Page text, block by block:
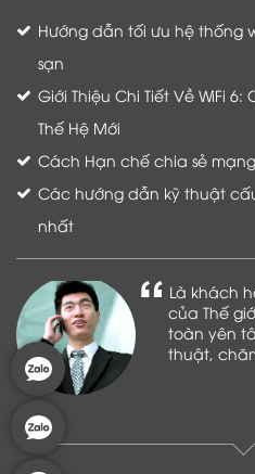
Hướng dẫn tối ưu hệ thống
sạn
Giới Thiệu Chi Tiết Về WiFi
Thế Hệ Mới
Cách Hạn chế chia sẻ mạng
Các hướng dẫn kỹ thuật
nhất
Là khách
của Thế
toàn yên
thuật,